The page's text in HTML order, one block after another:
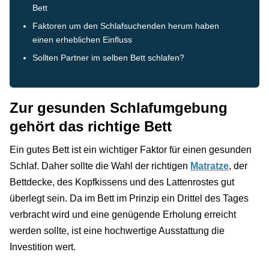
Bett
Faktoren um den Schlafsuchenden herum haben
einen erheblichen Einfluss
Sollten Partner im selben Bett schlafen?
Zur gesunden Schlafumgebung
gehört das richtige Bett
Ein gutes Bett ist ein wichtiger Faktor für einen gesunden
Schlaf. Daher sollte die Wahl der richtigen Matratze, der
Bettdecke, des Kopfkissens und des Lattenrostes gut
überlegt sein. Da im Bett im Prinzip ein Drittel des Tages
verbracht wird und eine genügende Erholung erreicht
werden sollte, ist eine hochwertige Ausstattung die
Investition wert.